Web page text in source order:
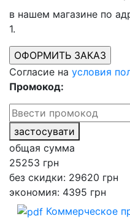
в нашем магазине по
1.
Согласие на условия
Промокод:
застосувати
общая сумма
25253 грн
без скидки: 29620 грн
экономия: 4395 грн
Коммерческое